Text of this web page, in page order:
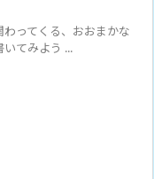
ってくる、おおまかな
てみよう ...